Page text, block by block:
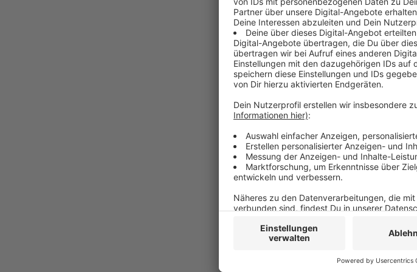
"Einmal hin - alles
immer öfter links
riesigen real-Märkte -
genauso wie die
Handelsriese die
eine ungewisse
den 276 real-Filialen
anderen Märkte wird
Anzeige